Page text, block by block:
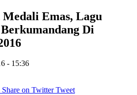
Medali Emas, Lagu
Di
- 15:36
Share on Twitter Tweet